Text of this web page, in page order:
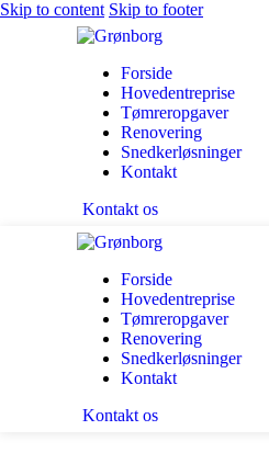
Skip to content Skip to footer
Forside
Hovedentreprise
Tømreropgaver
Renovering
Snedkerløsninger
Kontakt
Kontakt os
Forside
Hovedentreprise
Tømreropgaver
Renovering
Snedkerløsninger
Kontakt
Kontakt os